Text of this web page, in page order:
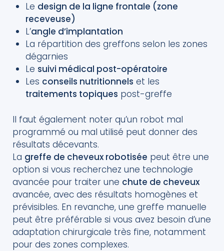
Le design de la ligne frontale (zone
receveuse)
L’angle d’implantation
La répartition des greffons selon les zones
dégarnies
Le suivi médical post-opératoire
Les conseils nutritionnels et les
traitements topiques post-greffe
Il faut également noter qu’un robot mal
programmé ou mal utilisé peut donner des
résultats décevants.
La greffe de cheveux robotisée peut être une
option si vous recherchez une technologie
avancée pour traiter une chute de cheveux
avancée, avec des résultats homogènes et
prévisibles. En revanche, une greffe manuelle
peut être préférable si vous avez besoin d’une
adaptation chirurgicale très fine, notamment
pour des zones complexes.